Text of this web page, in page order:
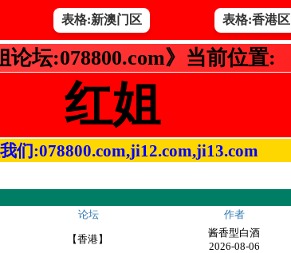
表格:新澳门区 表格:香港区
论坛:078800.com》当前位置:
红姐
们:078800.com,ji12.com,ji13.com
论坛 作者
【香港】
酱香型白酒
2026-08-06